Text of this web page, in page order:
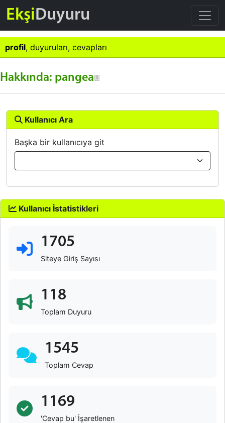
EkşiDuyuru
profil, duyuruları, cevapları
Hakkında: pangea
Kullanıcı Ara
Başka bir kullanıcıya git
Kullanıcı İstatistikleri
1705
Siteye Giriş Sayısı
118
Toplam Duyuru
1545
Toplam Cevap
1169
'Cevap bu' İşaretlenen